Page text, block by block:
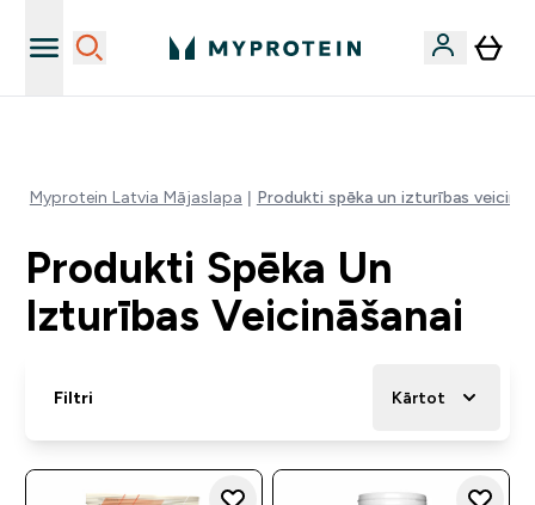
Myprotein Latvia Mājaslapa Produkti spēka un izturības
Produkti Spēka Un
Izturības Veicināšanai
Filtri Kārtot